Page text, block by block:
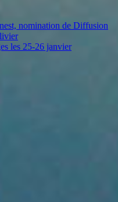
nomination de Diffusion
les 25-26 janvier